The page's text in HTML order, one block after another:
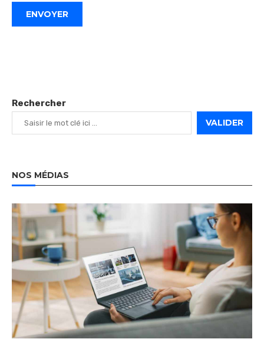
Rechercher
VALIDER
NOS MÉDIAS